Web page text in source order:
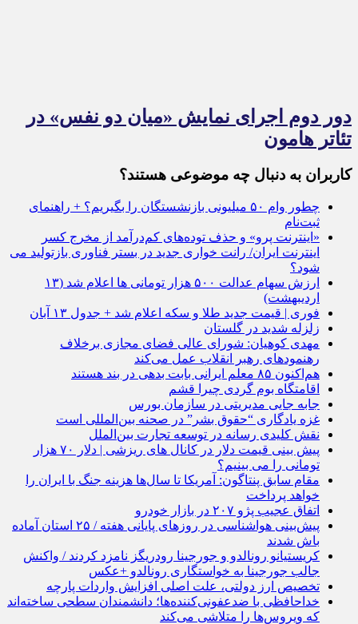
دور دوم اجرای نمایش «میان دو نفس» در
تئاتر هامون
کاربران به دنبال چه موضوعی هستند؟
چطور وام ۵۰ میلیونی بازنشستگان را بگیریم؟ + راهنمای
ثبت‌نام
«اینترنت پرو» و حذف توده‌های کم‌درآمد از مخرج کسر
اینترنت ایران/ رانت خواری جدید در بستر فناوری بازتولید می
شود؟
ارزش سهام عدالت ۵۰۰ هزار تومانی ها اعلام شد (۱۳
اردیبهشت)
فوری | قیمت جدید طلا و سکه اعلام شد + جدول ۱۳ آبان
زلزله شدید در گلستان
مهدی کوهیان: شورای عالی فضای مجازی برخلاف
رهنمودهای رهبر انقلاب عمل می‌کند
هم‌اکنون ۸۵ معلم ایرانی بابت بدهی در بند هستند
اقامتگاه بوم گردی چیرا قشم
جابه جایی مدیریتی در سازمان بورس
غزه یادگاری “حقوق بشر” در صحنه بین‌المللی است
نقش کلیدی رسانه در توسعه تجارت بین‌الملل
پیش بینی قیمت دلار در کانال های ریزشی | دلار ۷۰ هزار
تومانی را می بینیم؟
مقام سابق پنتاگون: آمریکا تا سال‌ها هزینه جنگ با ایران را
خواهد پرداخت
اتفاق عجیب پژو ۲۰۷ در بازار خودرو
پیش‌بینی هواشناسی در روزهای پایانی هفته / ۲۵ استان آماده
باش شدند
کریستیانو رونالدو و جورجینا رودریگز نامزد کردند / واکنش
جالب جورجینا به خواستگاری رونالدو +عکس
تخصیص ارز دولتی، علت اصلی افزایش واردات پارچه
خداحافظی با ضدعفونی‌کننده‌ها؛ دانشمندان سطحی ساخته‌اند
که ویروس‌ها را متلاشی می‌کند